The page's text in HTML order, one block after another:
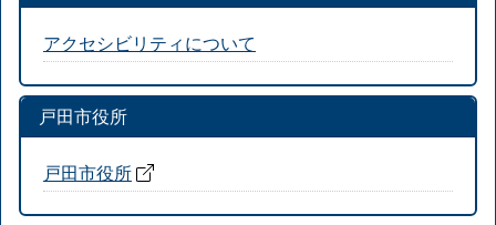
アクセシビリティについて
戸田市役所
戸田市役所